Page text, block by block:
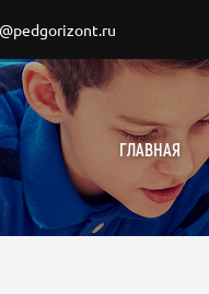
ГЛАВНАЯ